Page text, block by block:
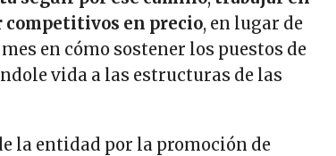
competitivos en precio, en lugar de
en cómo sostener los puestos de
vida a las estructuras de las
la entidad por la promoción de